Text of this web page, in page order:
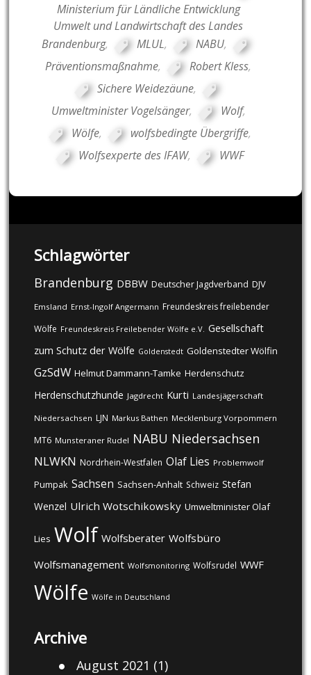
Ministerium für Ländliche Entwicklung
Umwelt und Landwirtschaft des Landes
Brandenburg, MLUL, NABU,
Präventionsmaßnahme, Robert Kless,
Sichere Weidezäune,
Umweltminister Vogelsänger, Wolf,
Wölfe, wolfsbedingte Übergriffe,
Wolfsexperte des IFAW, WWF
Schlagwörter
Brandenburg DBBW Deutscher Jagdverband DJV
Emsland Ernst-Ingolf Angermann Freundeskreis freilebender
Wölfe Freundeskreis Freilebender Wölfe e.V. Gesellschaft
zum Schutz der Wölfe Goldenstedt Goldenstedter Wölfin
GzSdW Helmut Dammann-Tamke Herdenschutz
Herdenschutzhunde Jagdrecht Kurti Landesjägerschaft
Niedersachsen LJN Markus Bathen Mecklenburg Vorpommern
MT6 Munsteraner Rudel NABU Niedersachsen
NLWKN Nordrhein-Westfalen Olaf Lies Problemwolf
Pumpak Sachsen Sachsen-Anhalt Schweiz Stefan
Wenzel Ulrich Wotschikowsky Umweltminister Olaf
Lies Wolf Wolfsberater Wolfsbüro
Wolfsmanagement Wolfsmonitoring Wolfsrudel WWF
Wölfe Wölfe in Deutschland
Archive
August 2021 (1)